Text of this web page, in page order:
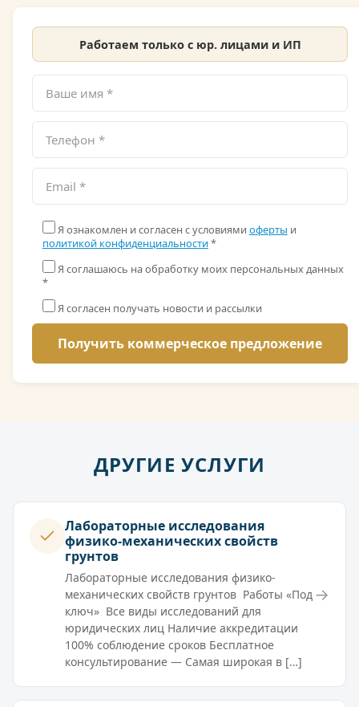
Работаем только с юр. лицами и ИП
Я ознакомлен и согласен с условиями оферты и
политикой конфиденциальности*
Я соглашаюсь на обработку моих персональных данных
*
Я согласен получать новости и рассылки
ДРУГИЕ УСЛУГИ
Лабораторные исследования
физико-механических свойств
грунтов
Лабораторные исследования физико-
механических свойств грунтов Работы «Под
ключ» Все виды исследований для
юридических лиц Наличие аккредитации
100% соблюдение сроков Бесплатное
консультирование — Самая широкая в […]
→